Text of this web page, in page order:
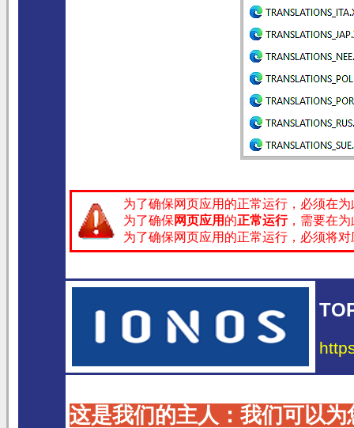
为了确保网页应用的正常运行，必须在为
为了确保 网页应用 的正常运行，需要在
为了确保网页应用的正常运行，必须将对
这是我们的主人：我们可以